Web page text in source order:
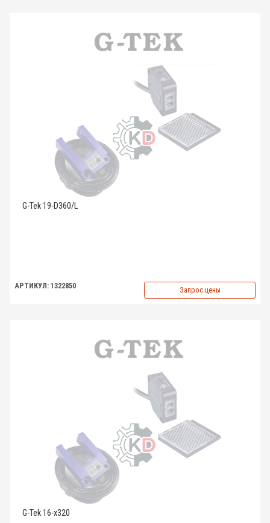
G-Tek 19-D360/L
АРТИКУЛ: 1322850 Запрос цены
G-Tek 16-x320